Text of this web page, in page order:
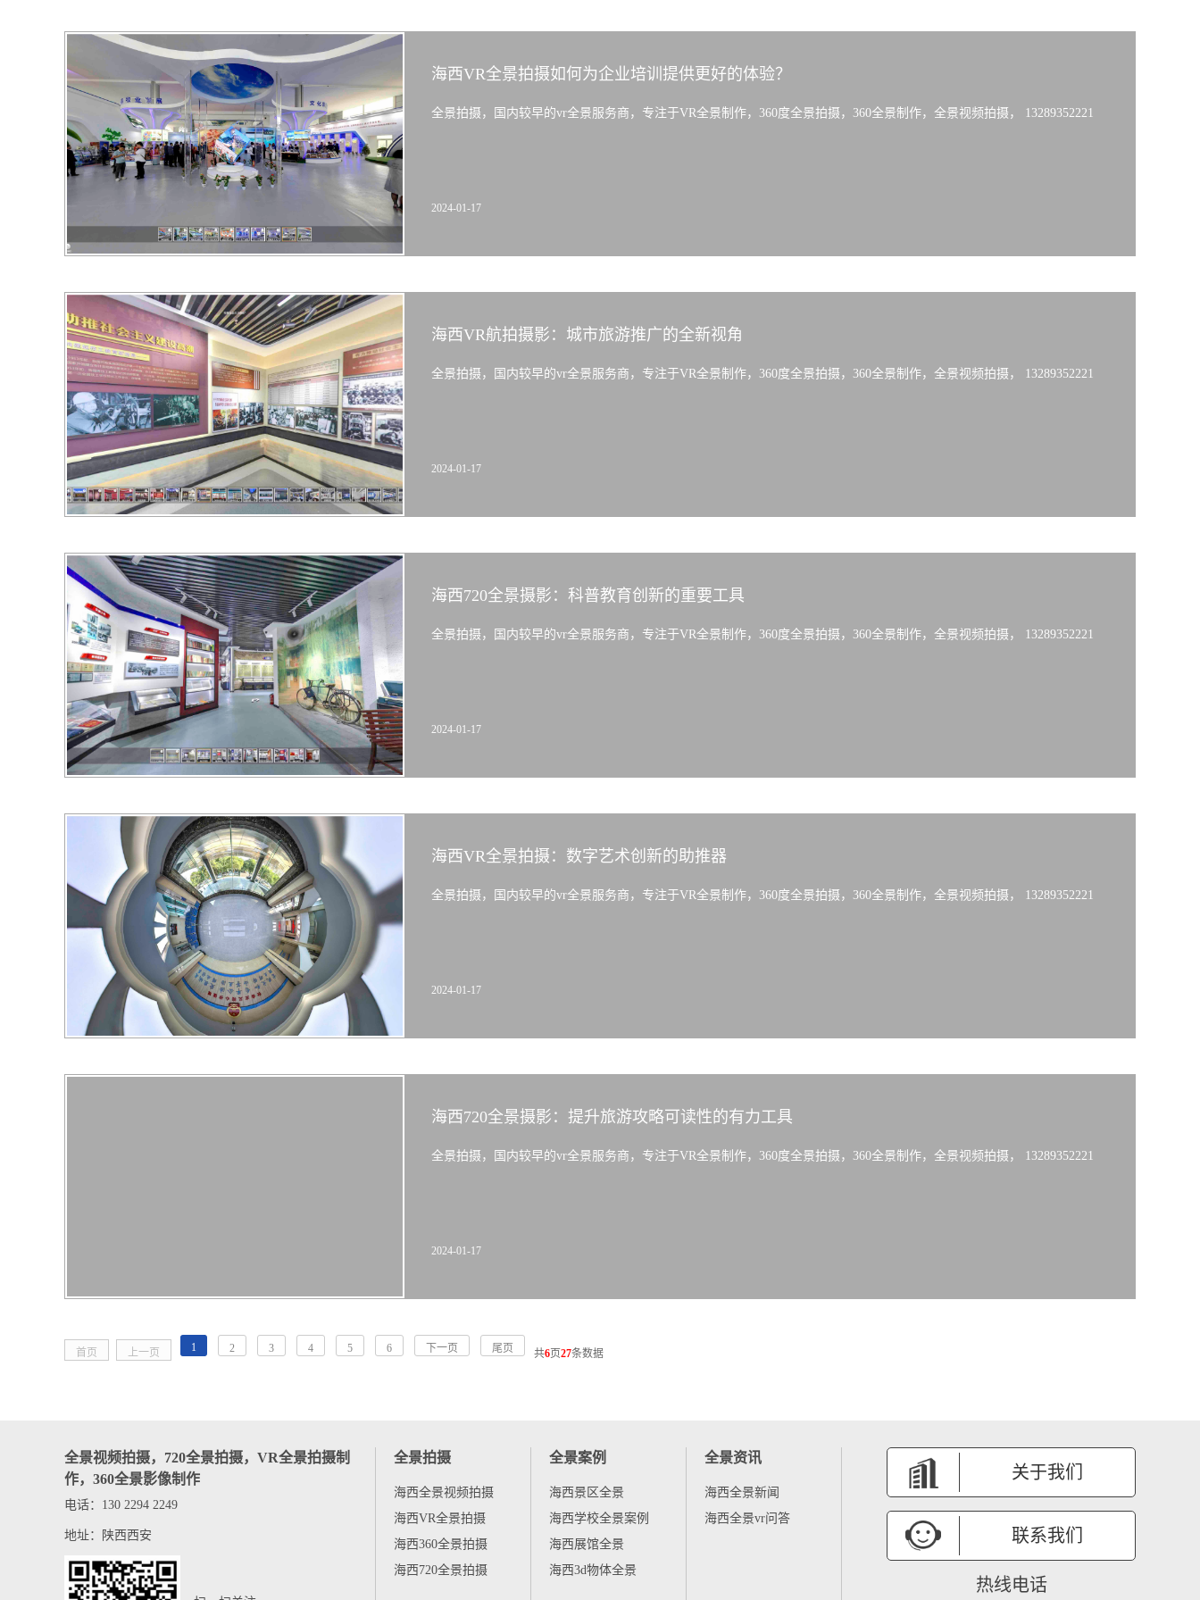
海西VR全景拍摄如何为企业培训提供更好的体验？
全景拍摄，国内较早的vr全景服务商，专注于VR全景制作，360度全景拍摄，360全景制作，全景视频拍摄， 13289352221
2024-01-17
海西VR航拍摄影：城市旅游推广的全新视角
全景拍摄，国内较早的vr全景服务商，专注于VR全景制作，360度全景拍摄，360全景制作，全景视频拍摄， 13289352221
2024-01-17
海西720全景摄影：科普教育创新的重要工具
全景拍摄，国内较早的vr全景服务商，专注于VR全景制作，360度全景拍摄，360全景制作，全景视频拍摄， 13289352221
2024-01-17
海西VR全景拍摄：数字艺术创新的助推器
全景拍摄，国内较早的vr全景服务商，专注于VR全景制作，360度全景拍摄，360全景制作，全景视频拍摄， 13289352221
2024-01-17
海西720全景摄影：提升旅游攻略可读性的有力工具
全景拍摄，国内较早的vr全景服务商，专注于VR全景制作，360度全景拍摄，360全景制作，全景视频拍摄， 13289352221
2024-01-17
首页 上一页 1 2 3 4 5 6 下一页 尾页 共6页27条数据
全景视频拍摄，720全景拍摄，VR全景拍摄制
作，360全景影像制作
电话：130 2294 2249
地址：陕西西安
全景拍摄
海西全景视频拍摄
海西VR全景拍摄
海西360全景拍摄
海西720全景拍摄
全景案例
海西景区全景
海西学校全景案例
海西展馆全景
海西3d物体全景
全景资讯
海西全景新闻
海西全景vr问答
关于我们
联系我们
热线电话